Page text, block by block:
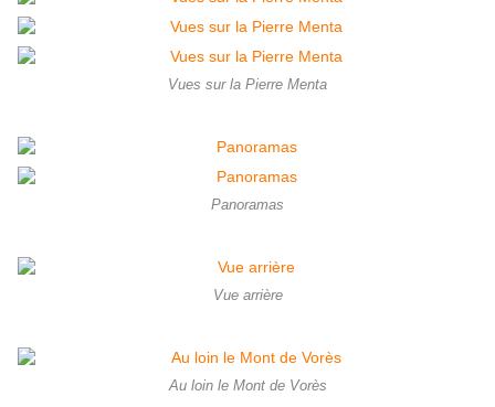
Vues sur la Pierre Menta
Panoramas
Vue arrière
Au loin le Mont de Vorès